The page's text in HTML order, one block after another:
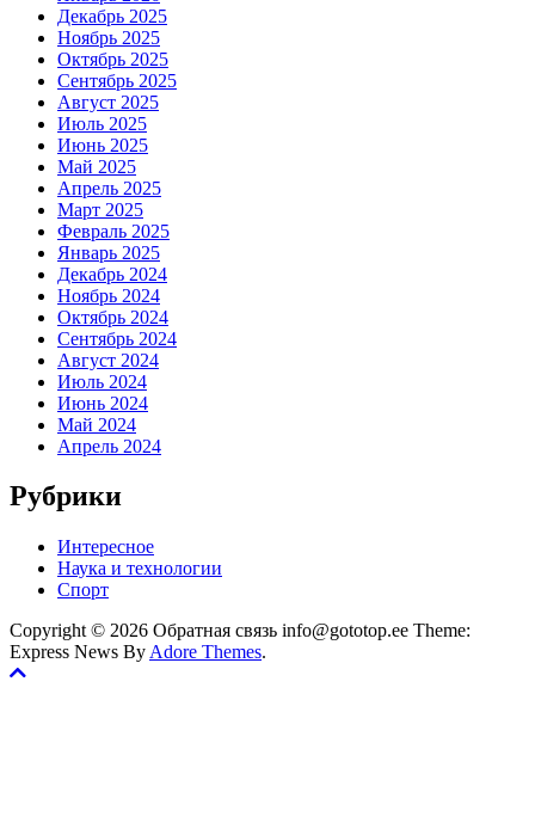
Декабрь 2025
Ноябрь 2025
Октябрь 2025
Сентябрь 2025
Август 2025
Июль 2025
Июнь 2025
Май 2025
Апрель 2025
Март 2025
Февраль 2025
Январь 2025
Декабрь 2024
Ноябрь 2024
Октябрь 2024
Сентябрь 2024
Август 2024
Июль 2024
Июнь 2024
Май 2024
Апрель 2024
Рубрики
Интересное
Наука и технологии
Спорт
Copyright © 2026 Обратная связь info@gototop.ee Theme:
Express News By Adore Themes.